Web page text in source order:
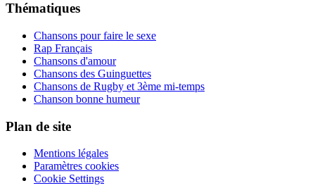
Thématiques
Chansons pour faire le sexe
Rap Français
Chansons d'amour
Chansons des Guinguettes
Chansons de Rugby et 3ème mi-temps
Chanson bonne humeur
Plan de site
Mentions légales
Paramètres cookies
Cookie Settings